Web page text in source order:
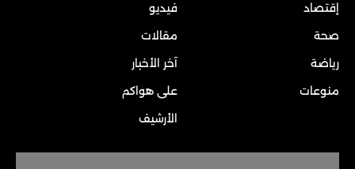
إقتصاد
صحة
رياضة
منوعات
فيديو
مقالات
آخر الأخبار
على هواكم
الأرشيف